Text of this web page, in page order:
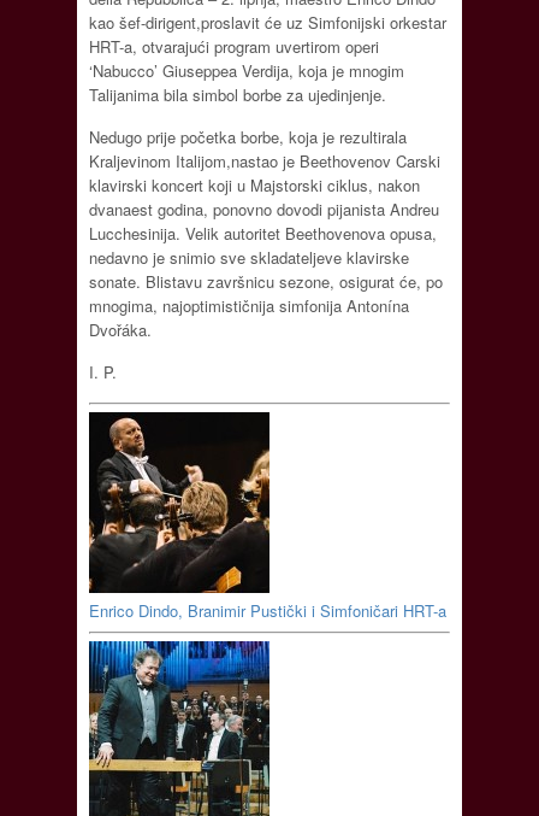
kao šef-dirigent,proslavit će uz Simfonijski orkestar
HRT-a, otvarajući program uvertirom operi
‘Nabucco’ Giuseppea Verdija, koja je mnogim
Talijanima bila simbol borbe za ujedinjenje.
Nedugo prije početka borbe, koja je rezultirala
Kraljevinom Italijom,nastao je Beethovenov Carski
klavirski koncert koji u Majstorski ciklus, nakon
dvanaest godina, ponovno dovodi pijanista Andreu
Lucchesinija. Velik autoritet Beethovenova opusa,
nedavno je snimio sve skladateljeve klavirske
sonate. Blistavu završnicu sezone, osigurat će, po
mnogima, najoptimističnija simfonija Antonína
Dvořáka.
I. P.
Enrico Dindo, Branimir Pustički i Simfoničari HRT-a